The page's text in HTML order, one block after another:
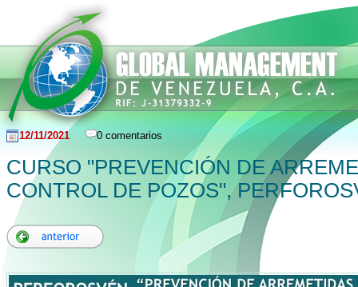
12/11/2021 0 comentarios
CURSO "PREVENCIÓN DE
CONTROL DE POZOS",